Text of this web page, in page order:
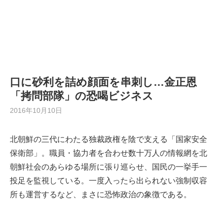
口に砂利を詰め顔面を串刺し…金正恩
「拷問部隊」の恐喝ビジネス
2016年10月10日
北朝鮮の三代にわたる独裁政権を陰で支える「国家安全
保衛部」。職員・協力者を合わせ数十万人の情報網を北
朝鮮社会のあらゆる場所に張り巡らせ、国民の一挙手一
投足を監視している。一度入ったら出られない強制収容
所も運営するなど、まさに恐怖政治の象徴である。